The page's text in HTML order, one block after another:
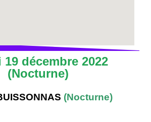
décembre 2022
(Nocturne)
(Nocturne)